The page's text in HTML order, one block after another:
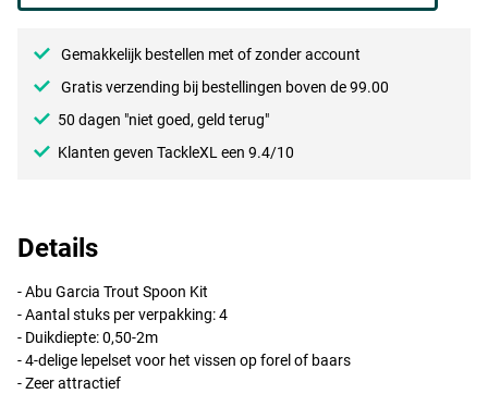
Gemakkelijk bestellen met of zonder account
Gratis verzending bij bestellingen boven de 99.00
50 dagen "niet goed, geld terug"
Klanten geven TackleXL een 9.4/10
Details
- Abu Garcia Trout Spoon Kit
- Aantal stuks per verpakking: 4
- Duikdiepte: 0,50-2m
- 4-delige lepelset voor het vissen op forel of baars
- Zeer attractief